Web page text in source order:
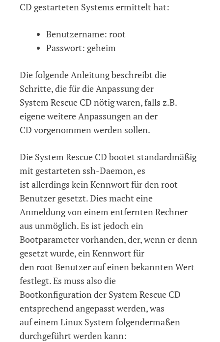
CD gestarteten Systems ermittelt hat:
Benutzername: root
Passwort: geheim
Die folgende Anleitung beschreibt die
Schritte, die für die Anpassung der
System Rescue CD nötig waren, falls z.B.
eigene weitere Anpassungen an der
CD vorgenommen werden sollen.
Die System Rescue CD bootet standardmäßig
mit gestarteten ssh-Daemon, es
ist allerdings kein Kennwort für den root-
Benutzer gesetzt. Dies macht eine
Anmeldung von einem entfernten Rechner
aus unmöglich. Es ist jedoch ein
Bootparameter vorhanden, der, wenn er denn
gesetzt wurde, ein Kennwort für
den root Benutzer auf einen bekannten Wert
festlegt. Es muss also die
Bootkonfiguration der System Rescue CD
entsprechend angepasst werden, was
auf einem Linux System folgendermaßen
durchgeführt werden kann: